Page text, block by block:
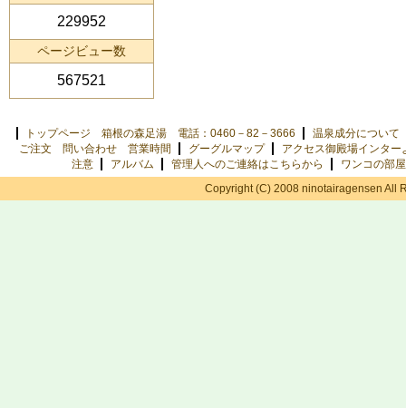
229952
ページビュー数
567521
トップページ 箱根の森足湯 電話：0460－82－3666
温泉成分について
ご注文 問い合わせ 営業時間
グーグルマップ
アクセス御殿場インター
注意
アルバム 管理人へのご連絡はこちらから
ワンコの部屋
Copyright (C) 2008 ninotairagensen All